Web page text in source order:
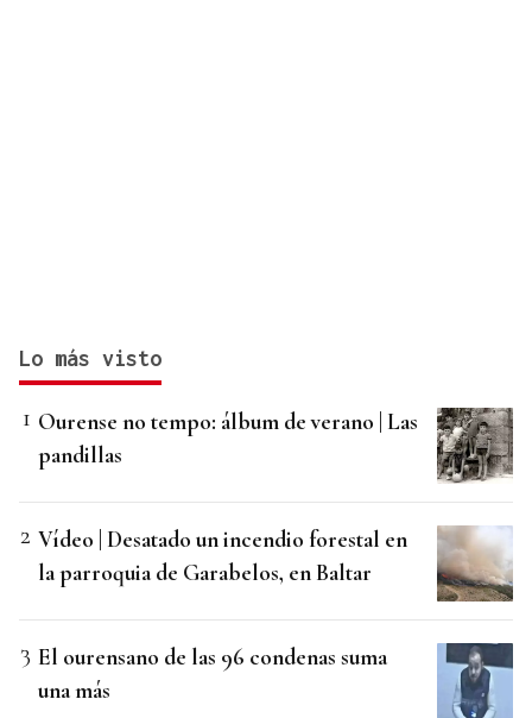
Lo más visto
Ourense no tempo: álbum de verano | Las
pandillas
Vídeo | Desatado un incendio forestal en
la parroquia de Garabelos, en Baltar
El ourensano de las 96 condenas suma
una más